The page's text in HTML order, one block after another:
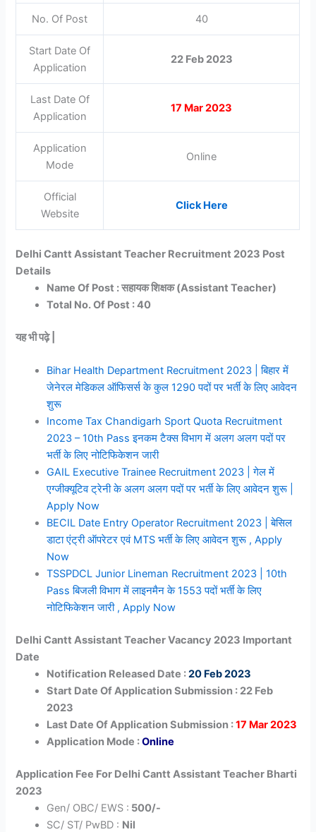
No. Of Post 40
Start Date Of
Application
22 Feb 2023
Last Date Of
Application
17 Mar 2023
Application
Mode
Online
Official
Website
Click Here
Delhi Cantt Assistant Teacher Recruitment 2023 Post
Details
Name Of Post : सहायक शिक्षक (Assistant Teacher)
Total No. Of Post : 40
यह भी पढ़े |
Bihar Health Department Recruitment 2023 | बिहार में
जेनेरल मेडिकल ऑफिसर्स के कुल 1290 पदों पर भर्ती के लिए आवेदन
शुरू
Income Tax Chandigarh Sport Quota Recruitment
2023 – 10th Pass इनकम टैक्स विभाग में अलग अलग पदों पर
भर्ती के लिए नोटिफिकेशन जारी
GAIL Executive Trainee Recruitment 2023 | गेल में
एग्जीक्यूटिव ट्रेनी के अलग अलग पदों पर भर्ती के लिए आवेदन शुरू |
Apply Now
BECIL Date Entry Operator Recruitment 2023 | बेसिल
डाटा एंट्री ऑपरेटर एवं MTS भर्ती के लिए आवेदन शुरू , Apply
Now
TSSPDCL Junior Lineman Recruitment 2023 | 10th
Pass बिजली विभाग में लाइनमैन के 1553 पदों भर्ती के लिए
नोटिफिकेशन जारी , Apply Now
Delhi Cantt Assistant Teacher Vacancy 2023 Important
Date
Notification Released Date :20 Feb 2023
Start Date Of Application Submission : 22 Feb
2023
Last Date Of Application Submission :17 Mar 2023
Application Mode :Online
Application Fee For Delhi Cantt Assistant Teacher Bharti
2023
Gen/ OBC/ EWS : 500/-
SC/ ST/ PwBD : Nil